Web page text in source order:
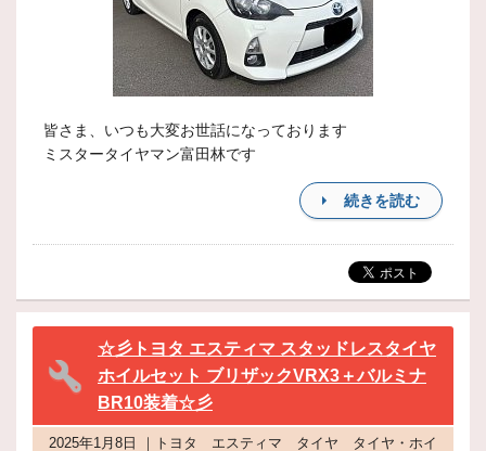
皆さま、いつも大変お世話になっております
ミスタータイヤマン富田林です
続きを読む
☆彡トヨタ エスティマ スタッドレスタイヤ
ホイルセット ブリザックVRX3＋バルミナ
BR10装着☆彡
2025年1月8日 ｜トヨタ エスティマ タイヤ タイヤ・ホイ